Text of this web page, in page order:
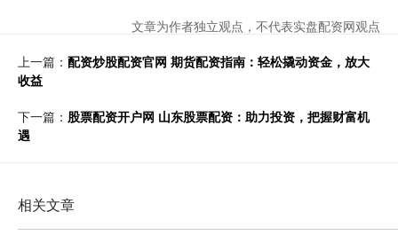
文章为作者独立观点，不代表实盘配资网观点
上一篇： 配资炒股配资官网 期货配资指南：轻松撬动资金，放大
收益
下一篇： 股票配资开户网 山东股票配资：助力投资，把握财富机
遇
相关文章